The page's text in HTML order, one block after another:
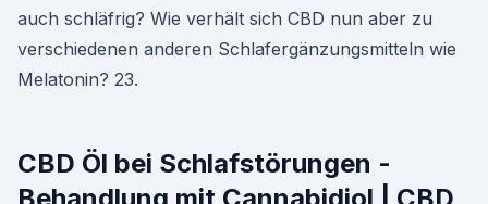
auch schläfrig? Wie verhält sich CBD nun aber zu
verschiedenen anderen Schlafergänzungsmitteln wie
Melatonin? 23.
CBD Öl bei Schlafstörungen -